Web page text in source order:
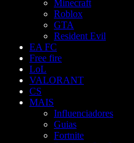
Minecraft
Roblox
GTA
Resident Evil
EA FC
Free fire
LoL
VALORANT
CS
MAIS
Influenciadores
Guias
Fortnite